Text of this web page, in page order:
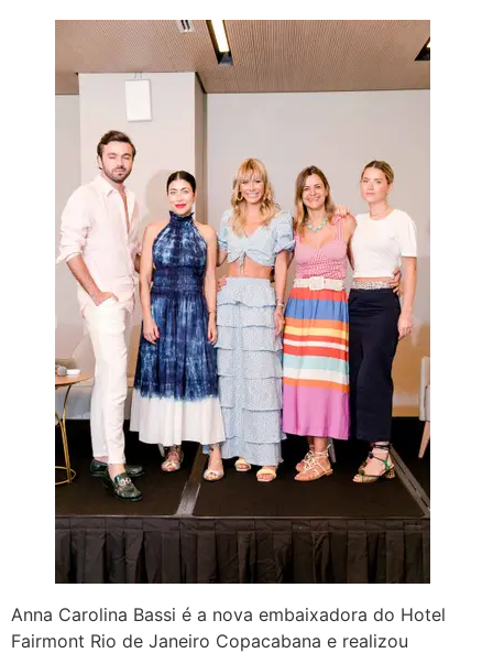
Anna Carolina Bassi é a nova embaixadora do Hotel
Fairmont Rio de Janeiro Copacabana e realizou